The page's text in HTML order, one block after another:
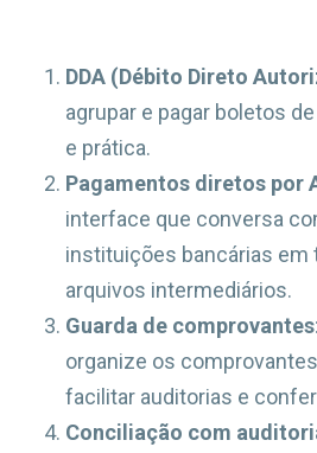
DDA (Débito Direto
agrupar e pagar boletos
e prática.
Pagamentos diretos por
interface que conversa
instituições bancárias em
arquivos intermediários.
Guarda de comprovantes
organize os
facilitar auditorias e
Conciliação com